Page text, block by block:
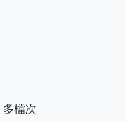
多檔次